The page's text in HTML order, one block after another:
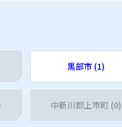
黒部市 (1)
中新川郡上市町 (0)